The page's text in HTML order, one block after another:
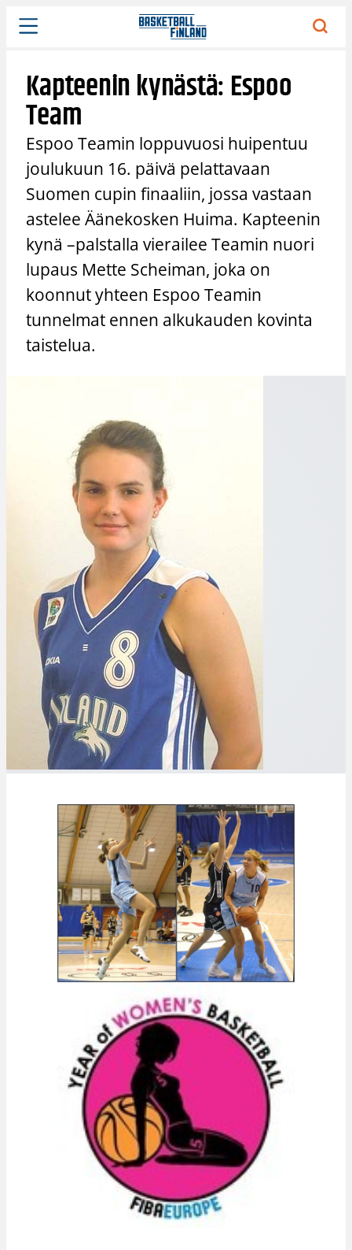
Siirry
sisältöön
Kapteenin kynästä: Espoo
Team
Espoo Teamin loppuvuosi huipentuu
joulukuun 16. päivä pelattavaan
Suomen cupin finaaliin, jossa vastaan
astelee Äänekosken Huima. Kapteenin
kynä –palstalla vierailee Teamin nuori
lupaus Mette Scheiman, joka on
koonnut yhteen Espoo Teamin
tunnelmat ennen alkukauden kovinta
taistelua.